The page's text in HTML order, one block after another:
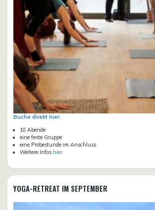
Buche direkt hier.
10 Abende
eine feste Gruppe
eine Probestunde im Anschluss
Weitere Infos hier
YOGA-RETREAT IM SEPTEMBER